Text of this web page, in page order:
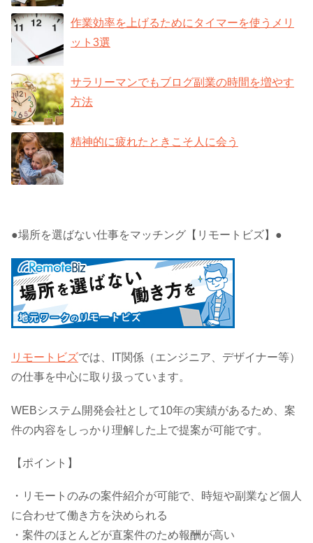
作業効率を上げるためにタイマーを使うメリ
ット3選
サラリーマンでもブログ副業の時間を増やす
方法
精神的に疲れたときこそ人に会う
●場所を選ばない仕事をマッチング【リモートビズ】●
リモートビズでは、IT関係（エンジニア、デザイナー等）
の仕事を中心に取り扱っています。
WEBシステム開発会社として10年の実績があるため、案
件の内容をしっかり理解した上で提案が可能です。
【ポイント】
・リモートのみの案件紹介が可能で、時短や副業など個人
に合わせて働き方を決められる
・案件のほとんどが直案件のため報酬が高い